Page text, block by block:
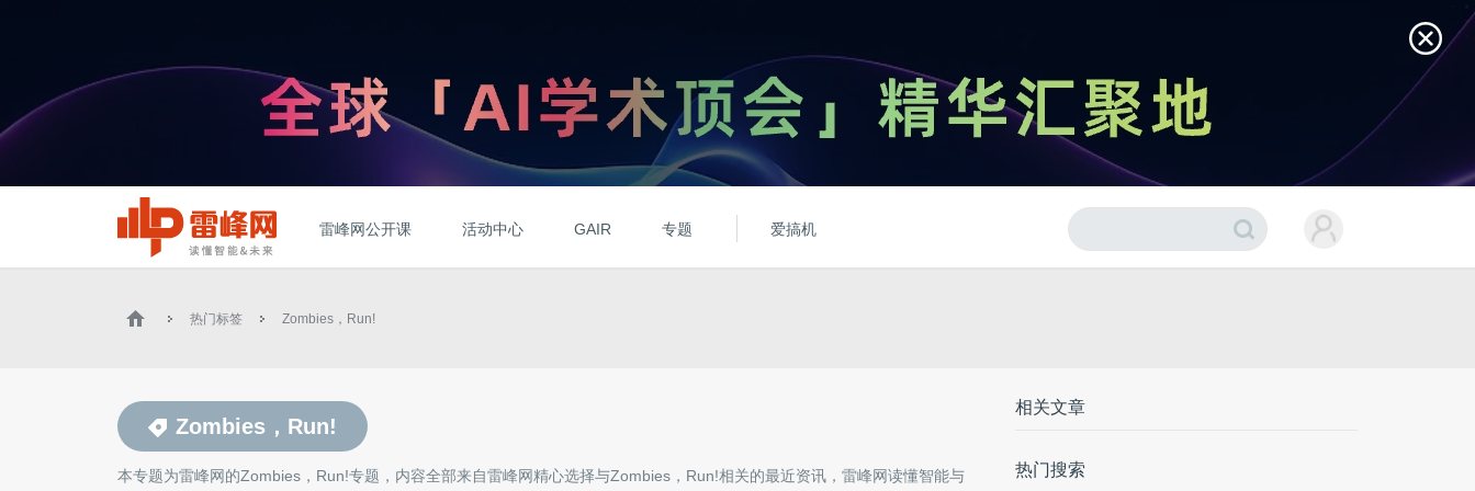
雷峰网公开课 活动中心 GAIR 专题 爱搞机
热门标签 Zombies，Run!
Zombies，Run!
本专题为雷峰网的Zombies，Run!专题，内容全部来自雷峰网精心选择与Zombies，Run!相关的最近资讯，雷峰网读懂智能与
相关文章
热门搜索